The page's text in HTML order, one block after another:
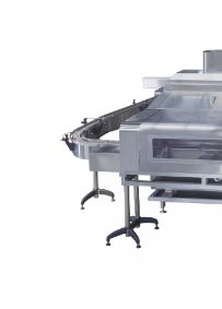
ТА
З